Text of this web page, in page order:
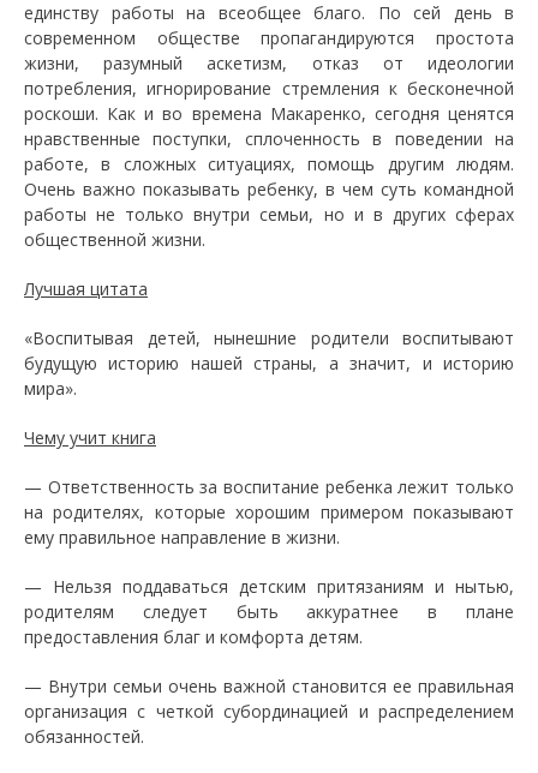
единству работы на всеобщее благо. По сей день в
современном обществе пропагандируются простота
жизни, разумный аскетизм, отказ от идеологии
потребления, игнорирование стремления к бесконечной
роскоши. Как и во времена Макаренко, сегодня ценятся
нравственные поступки, сплоченность в поведении на
работе, в сложных ситуациях, помощь другим людям.
Очень важно показывать ребенку, в чем суть командной
работы не только внутри семьи, но и в других сферах
общественной жизни.
Лучшая цитата
«Воспитывая детей, нынешние родители воспитывают
будущую историю нашей страны, а значит, и историю
мира».
Чему учит книга
— Ответственность за воспитание ребенка лежит только
на родителях, которые хорошим примером показывают
ему правильное направление в жизни.
— Нельзя поддаваться детским притязаниям и нытью,
родителям следует быть аккуратнее в плане
предоставления благ и комфорта детям.
— Внутри семьи очень важной становится ее правильная
организация с четкой субординацией и распределением
обязанностей.